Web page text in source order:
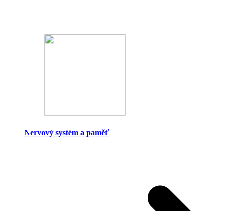
Nervový systém a paměť